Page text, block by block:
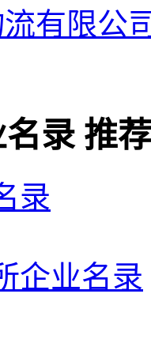
有限公
录 推荐
录
企业名录